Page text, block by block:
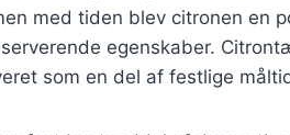
med tiden blev citronen en
egenskaber.
som en del af festlige